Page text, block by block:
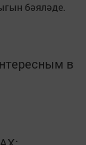
бәяләде.
в